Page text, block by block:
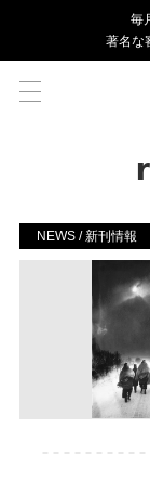
毎
著名な
NEWS / 新刊情報